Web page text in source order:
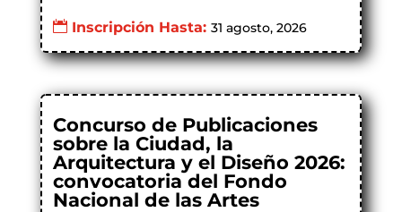
Inscripción Hasta: 31 agosto, 2026
Concurso de Publicaciones
sobre la Ciudad, la
Arquitectura y el Diseño 2026:
convocatoria del Fondo
Nacional de las Artes